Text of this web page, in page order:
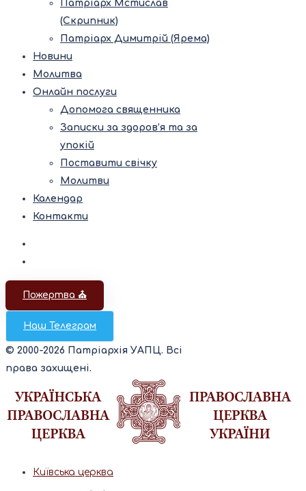
Патріарх Мстислав
(Скрипник)
Патріарх Димитрій (Ярема)
Новини
Молитва
Онлайн послуги
Допомога священника
Записки за здоров’я та за
упокій
Поставити свічку
Молитви
Календар
Контакти
Пожертва ⛪️
Наш Телеграм
© 2000-2026 Патріархія УАПЦ. Всі
права захищені.
Київська церква